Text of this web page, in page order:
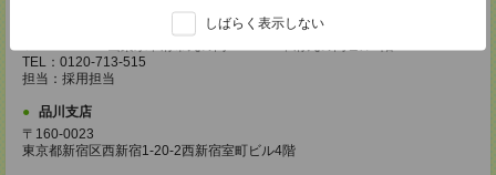
しばらく表示しない
TEL：0120-713-515
担当：採用担当
品川支店
〒160-0023
東京都新宿区西新宿1-20-2西新宿室町ビル4階